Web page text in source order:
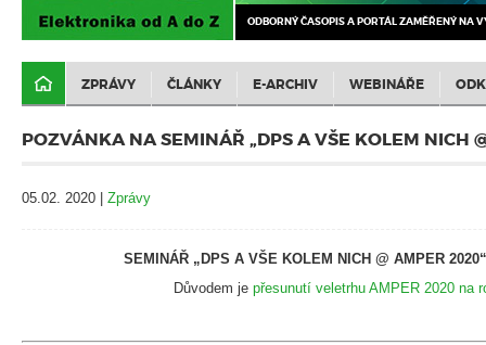
ODBORNÝ ČASOPIS A PORTÁL ZAMĚŘENÝ NA
ZPRÁVY ČLÁNKY E-ARCHIV WEBINÁŘE
POZVÁNKA NA SEMINÁŘ „DPS A VŠE KOLEM NICH
05.02. 2020 | Zprávy
SEMINÁŘ „DPS A VŠE KOLEM NICH @ AMPER
Důvodem je přesunutí veletrhu AMPER 2020 na